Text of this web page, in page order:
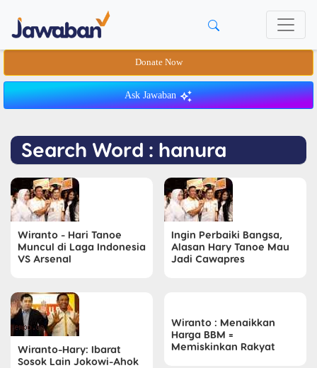
Donate Now
Ask Jawaban
Search Word : hanura
Wiranto - Hari Tanoe
Muncul di Laga Indonesia
VS Arsenal
Ingin Perbaiki Bangsa,
Alasan Hary Tanoe Mau
Jadi Cawapres
Wiranto-Hary: Ibarat
Sosok Lain Jokowi-Ahok
Wiranto : Menaikkan
Harga BBM =
Memiskinkan Rakyat